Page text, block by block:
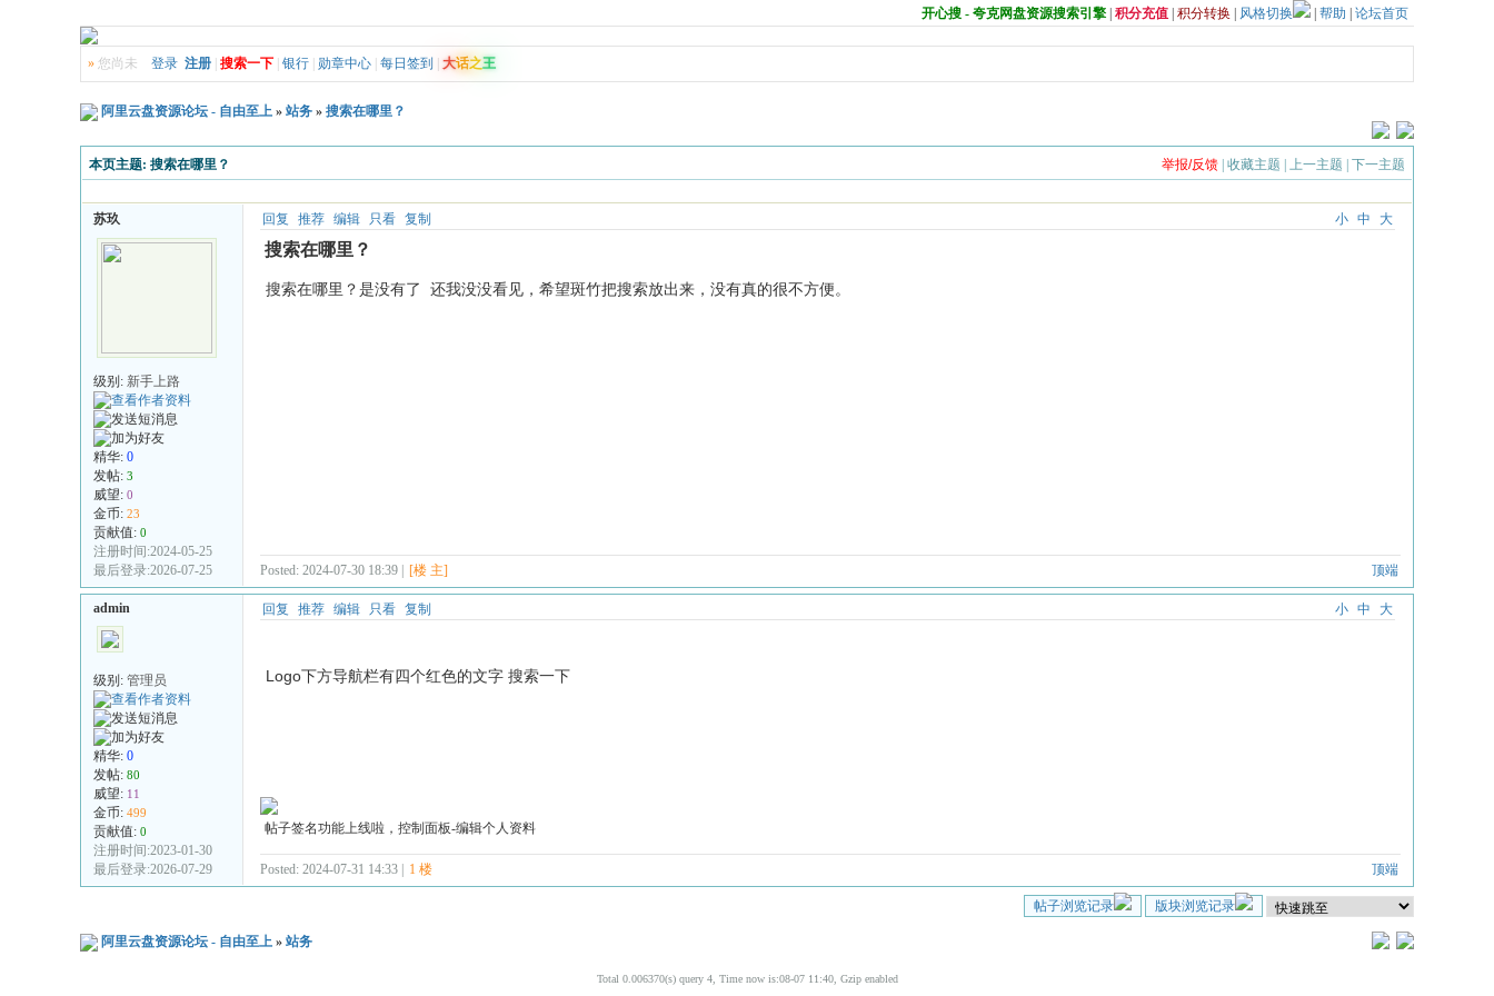
开心搜 - 夸克网盘资源搜索引擎 积分充值 积分转换 风格切换 帮助 论坛首页
» 您尚未 登录 注册 搜索一下 银行 勋章中心 每日签到 大话之王
阿里云盘资源论坛 - 自由至上 » 站务 » 搜索在哪里？
本页主题: 搜索在哪里？ 举报/反馈 收藏主题 上一主题 下一主题
苏玖
级别: 新手上路
精华: 0
发帖: 3
威望: 0
金币: 23
贡献值: 0
注册时间:2024-05-25
最后登录:2026-07-25
小 中 大
回复 推荐 编辑 只看 复制
搜索在哪里？
搜索在哪里？是没有了 还我没没看见，希望斑竹把搜索放出来，没有真的很不方便。
顶端
Posted: 2024-07-30 18:39 | [楼 主]
admin
级别: 管理员
精华: 0
发帖: 80
威望: 11
金币: 499
贡献值: 0
注册时间:2023-01-30
最后登录:2026-07-29
小 中 大
回复 推荐 编辑 只看 复制
Logo下方导航栏有四个红色的文字 搜索一下
帖子签名功能上线啦，控制面板-编辑个人资料
顶端
Posted: 2024-07-31 14:33 | 1 楼
帖子浏览记录 版块浏览记录
阿里云盘资源论坛 - 自由至上 » 站务
Total 0.006370(s) query 4, Time now is:08-07 11:40, Gzip enabled